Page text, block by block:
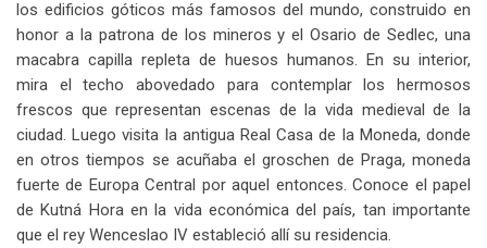
los edificios góticos más famosos del mundo, construido en
honor a la patrona de los mineros y el Osario de Sedlec, una
macabra capilla repleta de huesos humanos. En su interior,
mira el techo abovedado para contemplar los hermosos
frescos que representan escenas de la vida medieval de la
ciudad. Luego visita la antigua Real Casa de la Moneda, donde
en otros tiempos se acuñaba el groschen de Praga, moneda
fuerte de Europa Central por aquel entonces. Conoce el papel
de Kutná Hora en la vida económica del país, tan importante
que el rey Wenceslao IV estableció allí su residencia.